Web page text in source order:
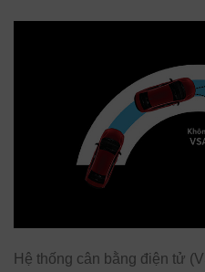
Hệ thống cân bằng điện tử